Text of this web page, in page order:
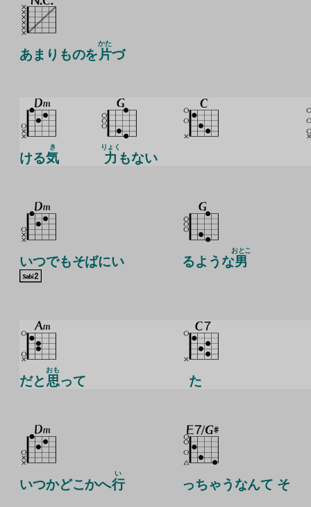
あまりものを 片
かた
づ
ける気
き
力
りょく
もない
いつでもそばにい るような男
おとこ
だと 思
おも
って た
いつかどこかへ行
い
っちゃうなんて そ